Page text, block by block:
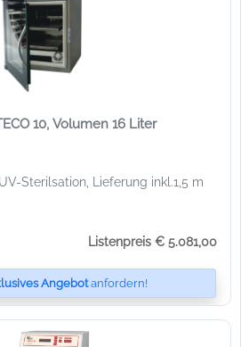
10, Volumen 16 Liter
Sterilsation, Lieferung inkl.1,5 m
Listenpreis € 5.081,00
Angebotanfordern!